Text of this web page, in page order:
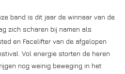
band is dit jaar de winnaar van de
zich scharen bij namen als
en Facelifter van de afgelopen
Vol energie storten de heren
nog weinig beweging in het